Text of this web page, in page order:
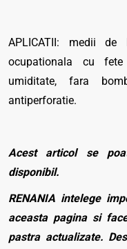
APLICATII: medii de
ocupationala cu
umiditate, fara
antiperforatie.
Acest articol se
disponibil.
RENANIA intelege
aceasta pagina si
pastra actualizate.